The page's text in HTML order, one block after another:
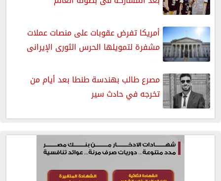
أمريكا تفرض عقوبات على منصات عملات
مشفرة لتمويلها الحرس الثورى الإيرانى
مصرع طالب بهندسة طنطا بعد أيام من
تخرجه في حادث سير